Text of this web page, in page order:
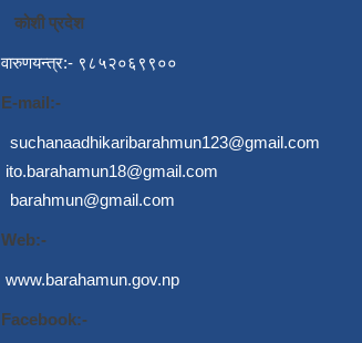
कोशी प्रदेश
वारुणयन्त्र:- ९८५२०६९९००
E-mail:-
suchanaadhikaribarahmun123@gmail.com
ito.barahamun18@gmail.com
barahmun@gmail.com
Web:-
www.barahamun.gov.np
Facebook:-